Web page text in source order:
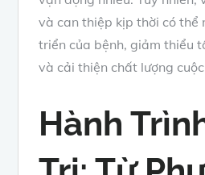
và can thiệp kịp thời có thể
triển của bệnh, giảm thiểu
và cải thiện chất lượng
Hành